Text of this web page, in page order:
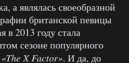
а являлась своеобразной
британской певицы
в 2013 году стала
сезоне популярного
«The X Factor». И да, до